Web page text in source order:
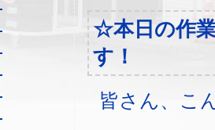
☆本日の作
す！
皆さん、こ